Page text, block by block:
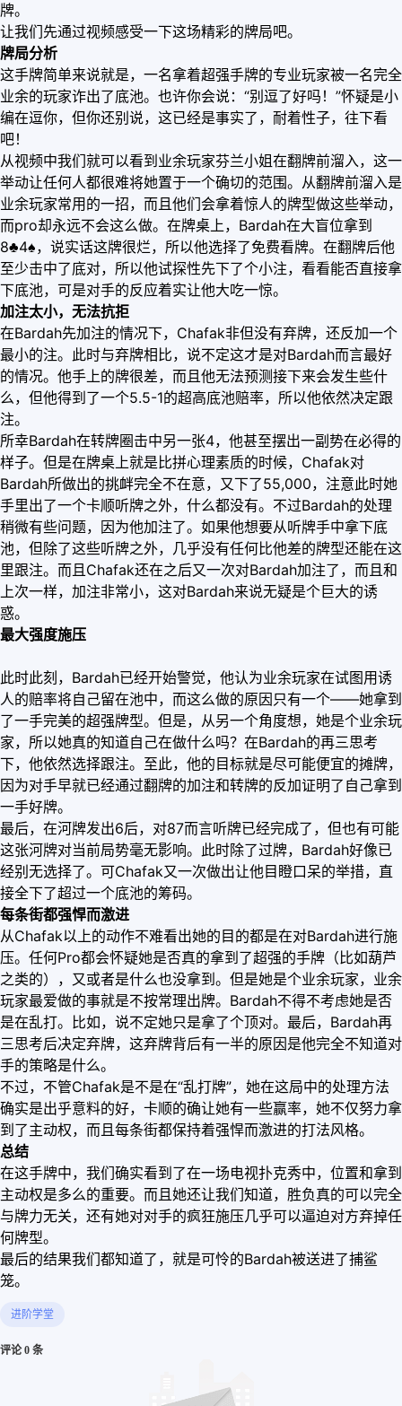
牌。
让我们先通过视频感受一下这场精彩的牌局吧。
牌局分析
这手牌简单来说就是，一名拿着超强手牌的专业玩家被一名完全
业余的玩家诈出了底池。也许你会说：“别逗了好吗！”怀疑是小
编在逗你，但你还别说，这已经是事实了，耐着性子，往下看
吧！
从视频中我们就可以看到业余玩家芬兰小姐在翻牌前溜入，这一
举动让任何人都很难将她置于一个确切的范围。从翻牌前溜入是
业余玩家常用的一招，而且他们会拿着惊人的牌型做这些举动，
而pro却永远不会这么做。在牌桌上，Bardah在大盲位拿到
8♣4♠，说实话这牌很烂，所以他选择了免费看牌。在翻牌后他
至少击中了底对，所以他试探性先下了个小注，看看能否直接拿
下底池，可是对手的反应着实让他大吃一惊。
加注太小，无法抗拒
在Bardah先加注的情况下，Chafak非但没有弃牌，还反加一个
最小的注。此时与弃牌相比，说不定这才是对Bardah而言最好
的情况。他手上的牌很差，而且他无法预测接下来会发生些什
么，但他得到了一个5.5-1的超高底池赔率，所以他依然决定跟
注。
所幸Bardah在转牌圈击中另一张4，他甚至摆出一副势在必得的
样子。但是在牌桌上就是比拼心理素质的时候，Chafak对
Bardah所做出的挑衅完全不在意，又下了55,000，注意此时她
手里出了一个卡顺听牌之外，什么都没有。不过Bardah的处理
稍微有些问题，因为他加注了。如果他想要从听牌手中拿下底
池，但除了这些听牌之外，几乎没有任何比他差的牌型还能在这
里跟注。而且Chafak还在之后又一次对Bardah加注了，而且和
上次一样，加注非常小，这对Bardah来说无疑是个巨大的诱
惑。
最大强度施压
此时此刻，Bardah已经开始警觉，他认为业余玩家在试图用诱
人的赔率将自己留在池中，而这么做的原因只有一个——她拿到
了一手完美的超强牌型。但是，从另一个角度想，她是个业余玩
家，所以她真的知道自己在做什么吗？在Bardah的再三思考
下，他依然选择跟注。至此，他的目标就是尽可能便宜的摊牌，
因为对手早就已经通过翻牌的加注和转牌的反加证明了自己拿到
一手好牌。
最后，在河牌发出6后，对87而言听牌已经完成了，但也有可能
这张河牌对当前局势毫无影响。此时除了过牌，Bardah好像已
经别无选择了。可Chafak又一次做出让他目瞪口呆的举措，直
接全下了超过一个底池的筹码。
每条街都强悍而激进
从Chafak以上的动作不难看出她的目的都是在对Bardah进行施
压。任何Pro都会怀疑她是否真的拿到了超强的手牌（比如葫芦
之类的），又或者是什么也没拿到。但是她是个业余玩家，业余
玩家最爱做的事就是不按常理出牌。Bardah不得不考虑她是否
是在乱打。比如，说不定她只是拿了个顶对。最后，Bardah再
三思考后决定弃牌，这弃牌背后有一半的原因是他完全不知道对
手的策略是什么。
不过，不管Chafak是不是在“乱打牌”，她在这局中的处理方法
确实是出乎意料的好，卡顺的确让她有一些赢率，她不仅努力拿
到了主动权，而且每条街都保持着强悍而激进的打法风格。
总结
在这手牌中，我们确实看到了在一场电视扑克秀中，位置和拿到
主动权是多么的重要。而且她还让我们知道，胜负真的可以完全
与牌力无关，还有她对对手的疯狂施压几乎可以逼迫对方弃掉任
何牌型。
最后的结果我们都知道了，就是可怜的Bardah被送进了捕鲨
笼。
进阶学堂
评论 0 条